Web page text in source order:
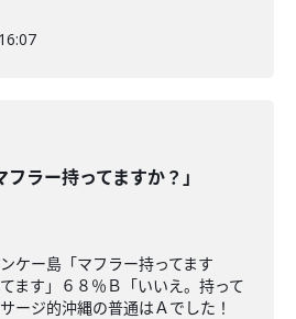
フラー持ってますか？」
ケー島「マフラー持ってます
ます」６８％Ｂ「いいえ。持って
ージ的沖縄の普通はＡでした！